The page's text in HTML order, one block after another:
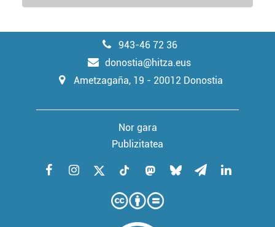
943-46 72 36
donostia@hitza.eus
Ametzagaña, 19 - 20012 Donostia
Nor gara
Publizitatea